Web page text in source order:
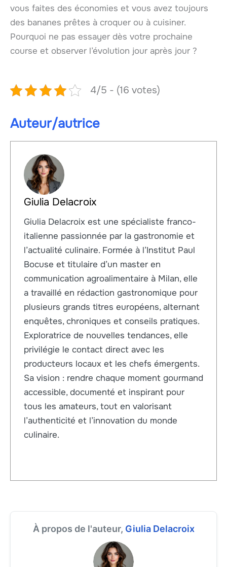
vous faites des économies et vous avez toujours
des bananes prêtes à croquer ou à cuisiner.
Pourquoi ne pas essayer dès votre prochaine
course et observer l’évolution jour après jour ?
4/5 - (16 votes)
Auteur/autrice
Giulia Delacroix
Giulia Delacroix est une spécialiste franco-
italienne passionnée par la gastronomie et
l’actualité culinaire. Formée à l’Institut Paul
Bocuse et titulaire d’un master en
communication agroalimentaire à Milan, elle
a travaillé en rédaction gastronomique pour
plusieurs grands titres européens, alternant
enquêtes, chroniques et conseils pratiques.
Exploratrice de nouvelles tendances, elle
privilégie le contact direct avec les
producteurs locaux et les chefs émergents.
Sa vision : rendre chaque moment gourmand
accessible, documenté et inspirant pour
tous les amateurs, tout en valorisant
l’authenticité et l’innovation du monde
culinaire.
À propos de l'auteur, Giulia Delacroix